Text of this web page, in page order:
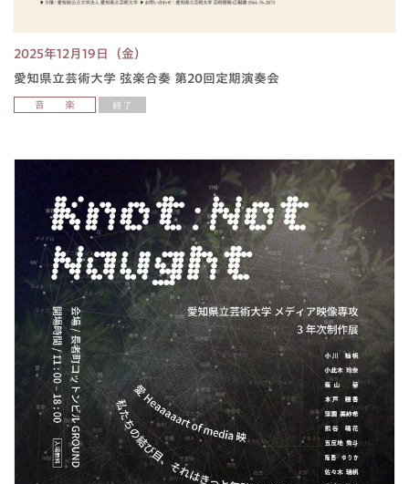
2025年12月19日（金）
愛知県立芸術大学 弦楽合奏 第20回定期演奏会
音 楽 終了